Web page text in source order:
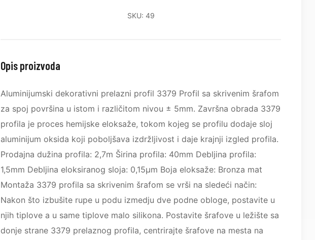
SKU: 49
Opis proizvoda
Aluminijumski dekorativni prelazni profil 3379 Profil sa skrivenim šrafom
za spoj površina u istom i različitom nivou ± 5mm. Završna obrada 3379
profila je proces hemijske eloksaže, tokom kojeg se profilu dodaje sloj
aluminijum oksida koji poboljšava izdržljivost i daje krajnji izgled profila.
Prodajna dužina profila: 2,7m Širina profila: 40mm Debljina profila:
1,5mm Debljina eloksiranog sloja: 0,15µm Boja eloksaže: Bronza mat
Montaža 3379 profila sa skrivenim šrafom se vrši na sledeći način:
Nakon što izbušite rupe u podu izmedju dve podne obloge, postavite u
njih tiplove a u same tiplove malo silikona. Postavite šrafove u ležište sa
donje strane 3379 prelaznog profila, centrirajte šrafove na mesta na